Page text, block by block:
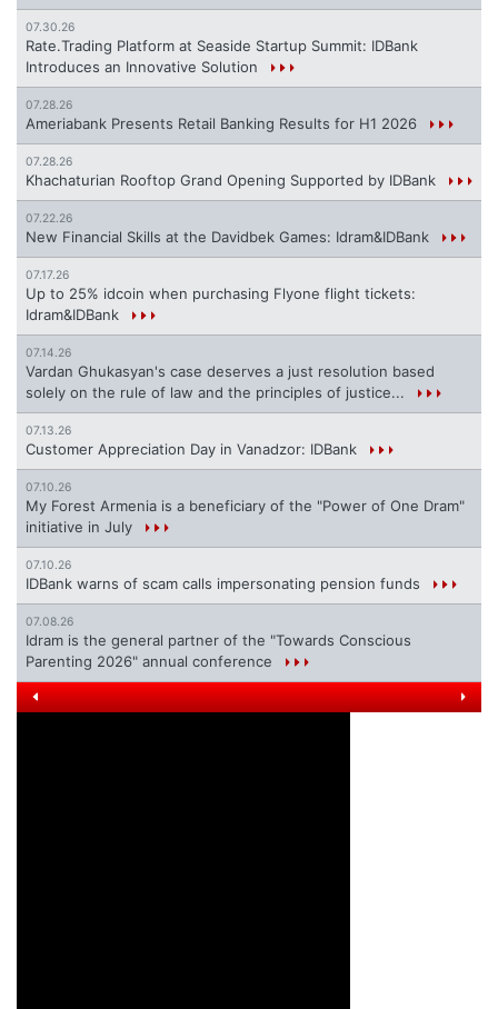
07.30.26
Rate.Trading Platform at Seaside Startup Summit: IDBank
Introduces an Innovative Solution
07.28.26
Ameriabank Presents Retail Banking Results for H1 2026
07.28.26
Khachaturian Rooftop Grand Opening Supported by IDBank
07.22.26
New Financial Skills at the Davidbek Games: Idram&IDBank
07.17.26
Up to 25% idcoin when purchasing Flyone flight tickets:
Idram&IDBank
07.14.26
Vardan Ghukasyan's case deserves a just resolution based
solely on the rule of law and the principles of justice...
07.13.26
Customer Appreciation Day in Vanadzor: IDBank
07.10.26
My Forest Armenia is a beneficiary of the "Power of One Dram"
initiative in July
07.10.26
IDBank warns of scam calls impersonating pension funds
07.08.26
Idram is the general partner of the "Towards Conscious
Parenting 2026" annual conference